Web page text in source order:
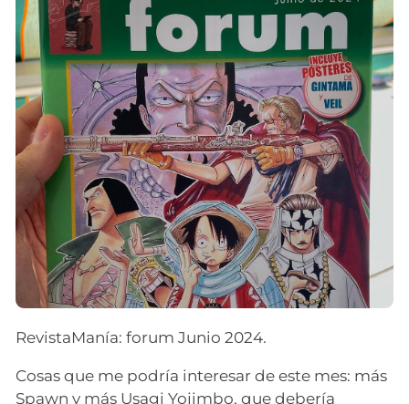
RevistaManía: forum Junio 2024.
Cosas que me podría interesar de este mes: más
Spawn y más Usagi Yojimbo, que debería